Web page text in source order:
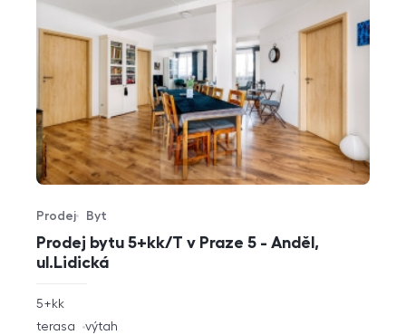
Prodej bytu 5+kk/T v Praze 5 - Anděl,
ul.Lidická
Typ nabídky
Prodej
Typ nemovitosti
Byt
rozměry
5+kk
funkce
terasa výtah